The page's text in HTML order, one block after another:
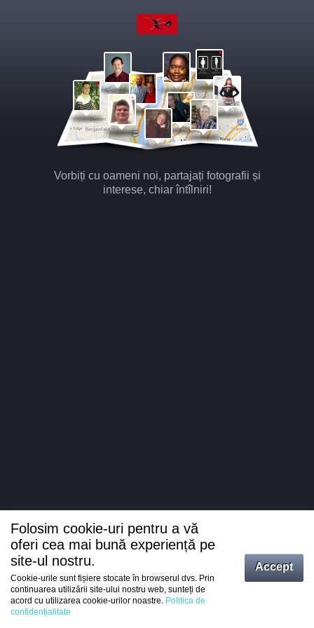
Vorbiți cu oameni noi, partajați fotografii și
interese, chiar întîlniri!
Intrați
Folosim cookie-uri pentru a vă
oferi cea mai bună experiență pe
site-ul nostru.
Cookie-urile sunt fișiere stocate în browserul dvs. Prin
continuarea utilizării site-ului nostru web, sunteți de
acord cu utilizarea cookie-urilor noastre. Politica de
confidențialitate
Accept